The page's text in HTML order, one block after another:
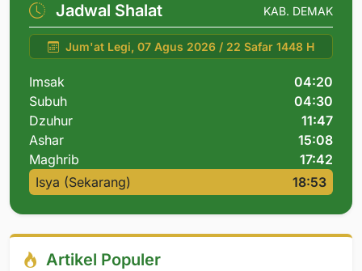
Jadwal Shalat KAB. DEMAK
Jum'at Legi, 07 Agus 2026 / 22 Safar 1448 H
Imsak
04:20
Subuh
04:30
Dzuhur
11:47
Ashar
15:08
Maghrib
17:42
Isya (Sekarang)
18:53
Artikel Populer